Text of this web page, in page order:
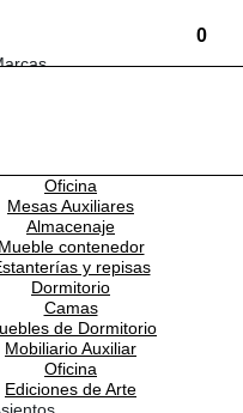
0
Oficina
Mesas Auxiliares
Almacenaje
Mueble contenedor
y repisas
Dormitorio
Camas
de Dormitorio
Mobiliario Auxiliar
Oficina
Ediciones de Arte
Bellewood,